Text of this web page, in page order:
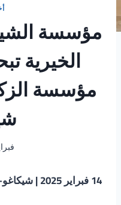
مؤسسة
الخيرية
مؤسسة
فبراير
14 فبراير 2025 | شيكاغو- الولايات المتحدة الأمريكية